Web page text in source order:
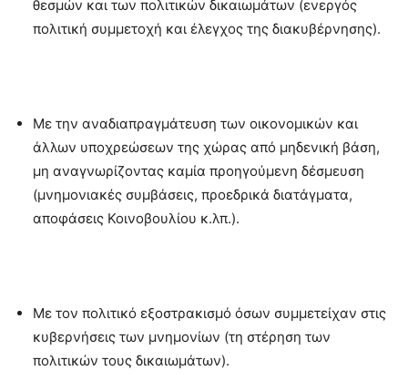
θεσμών και των πολιτικών δικαιωμάτων (ενεργός
πολιτική συμμετοχή και έλεγχος της διακυβέρνησης).
Με την αναδιαπραγμάτευση των οικονομικών και
άλλων υποχρεώσεων της χώρας από μηδενική βάση,
μη αναγνωρίζοντας καμία προηγούμενη δέσμευση
(μνημονιακές συμβάσεις, προεδρικά διατάγματα,
αποφάσεις Κοινοβουλίου κ.λπ.).
Με τον πολιτικό εξοστρακισμό όσων συμμετείχαν στις
κυβερνήσεις των μνημονίων (τη στέρηση των
πολιτικών τους δικαιωμάτων).